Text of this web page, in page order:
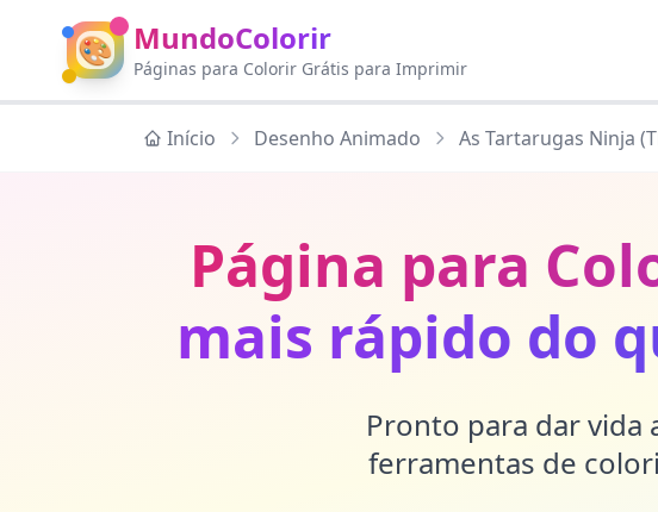
🎨 MundoColorir
Páginas para Colorir Grátis para Imprimir
Início Desenho Animado As Tartarugas Ninja
Página para
mais rápido do
Pronto para dar vida
ferramentas de